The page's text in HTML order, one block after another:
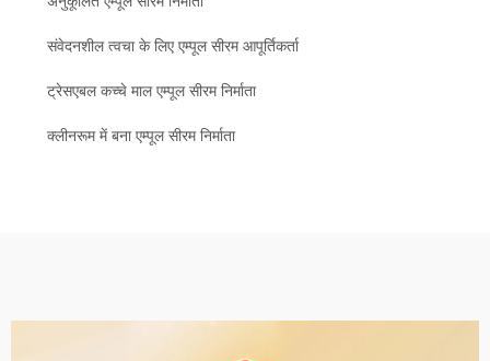
संवेदनशील त्वचा के लिए एम्पूल सीरम आपूर्तिकर्ता
ट्रेसएबल कच्चे माल एम्पूल सीरम निर्माता
क्लीनरूम में बना एम्पूल सीरम निर्माता